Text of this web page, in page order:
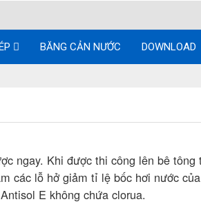
BĂNG CẢN NƯỚC DOWNLOAD
ngay. Khi được thi công lên bê tông
các lỗ hở giảm tỉ lệ bốc hơi nước
E không chứa clorua.